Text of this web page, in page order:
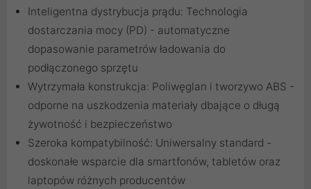
Inteligentna dystrybucja prądu: Technologia
dostarczania mocy (PD) - automatyczne
dopasowanie parametrów ładowania do
podłączonego sprzętu
Wytrzymała konstrukcja: Poliwęglan i tworzywo ABS -
odporne na uszkodzenia materiały dbające o długą
żywotność i bezpieczeństwo
Szeroka kompatybilność: Uniwersalny standard -
doskonałe wsparcie dla smartfonów, tabletów oraz
laptopów różnych producentów